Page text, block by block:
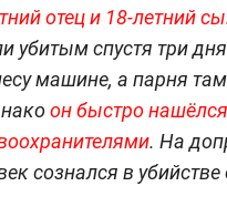
отец и 18-летний
убитым спустя три
машине, а парня
он быстро
. На
сознался в убийстве